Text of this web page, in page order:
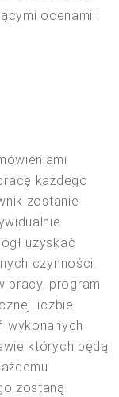
ocenami i
każdego
zostanie
uzyskać
czynności.
pracy, program
liczbie
wykonanych
których będą
zostaną